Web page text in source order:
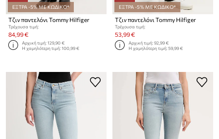
ΕΞΤΡΑ -5% ΜΕ ΚΩΔΙΚΟ*
Τζιν παντελόνι Tommy Hilfiger
Τρέχουσα τιμή:
84,99 €
Αρχική τιμή:129,90 €
Η χαμηλότερη τιμή:100,99 €
ΕΞΤΡΑ -5% ΜΕ ΚΩΔΙΚΟ*
Τζιν παντελόνι Tommy Hilfiger
Τρέχουσα τιμή:
53,99 €
Αρχική τιμή:92,99 €
Η χαμηλότερη τιμή:59,99 €